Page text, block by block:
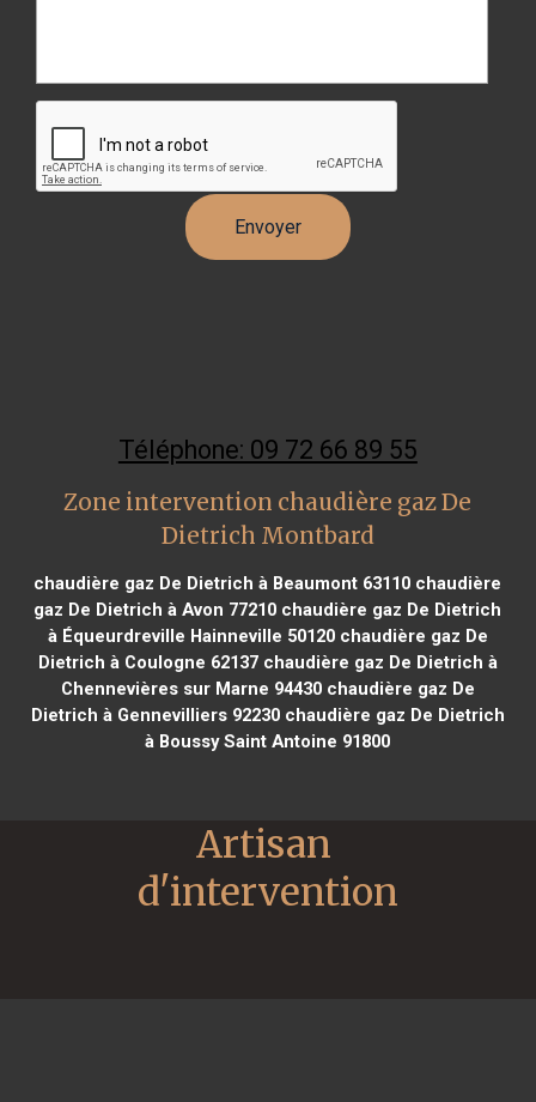
Téléphone: 09 72 66 89 55
Zone intervention chaudière gaz De
Dietrich Montbard
chaudière gaz De Dietrich à Beaumont 63110 chaudière
gaz De Dietrich à Avon 77210 chaudière gaz De Dietrich
à Équeurdreville Hainneville 50120chaudière gaz De
Dietrich à Coulogne 62137chaudière gaz De Dietrich à
Chennevières sur Marne 94430chaudière gaz De
Dietrich à Gennevilliers 92230chaudière gaz De Dietrich
à Boussy Saint Antoine 91800
Artisan
d'intervention